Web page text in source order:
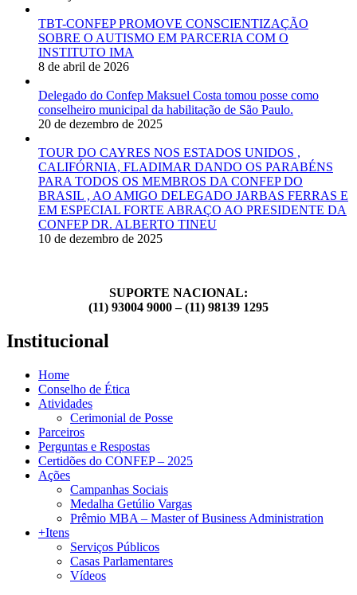
TBT-CONFEP PROMOVE CONSCIENTIZAÇÃO
SOBRE O AUTISMO EM PARCERIA COM O
INSTITUTO IMA
8 de abril de 2026
Delegado do Confep Maksuel Costa tomou posse como
conselheiro municipal da habilitação de São Paulo.
20 de dezembro de 2025
TOUR DO CAYRES NOS ESTADOS UNIDOS ,
CALIFÓRNIA, FLADIMAR DANDO OS PARABÉNS
PARA TODOS OS MEMBROS DA CONFEP DO
BRASIL , AO AMIGO DELEGADO JARBAS FERRAS E
EM ESPECIAL FORTE ABRAÇO AO PRESIDENTE DA
CONFEP DR. ALBERTO TINEU
10 de dezembro de 2025
SUPORTE NACIONAL:
(11) 93004 9000 – (11) 98139 1295
Institucional
Home
Conselho de Ética
Atividades
Cerimonial de Posse
Parceiros
Perguntas e Respostas
Certidões do CONFEP – 2025
Ações
Campanhas Sociais
Medalha Getúlio Vargas
Prêmio MBA – Master of Business Administration
+Itens
Serviços Públicos
Casas Parlamentares
Vídeos